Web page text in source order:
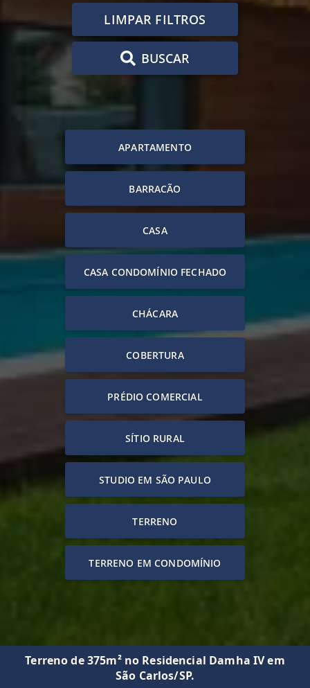
LIMPAR FILTROS
BUSCAR
APARTAMENTO
BARRACÃO
CASA
CASA CONDOMÍNIO FECHADO
CHÁCARA
COBERTURA
PRÉDIO COMERCIAL
SÍTIO RURAL
STUDIO EM SÃO PAULO
TERRENO
TERRENO EM CONDOMÍNIO
Terreno de 375m² no Residencial Damha IV em
São Carlos/SP.